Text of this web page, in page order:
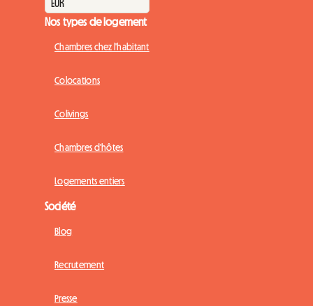
Nos types de logement
Chambres chez l'habitant
Colocations
Colivings
Chambres d'hôtes
Logements entiers
Société
Blog
Recrutement
Presse